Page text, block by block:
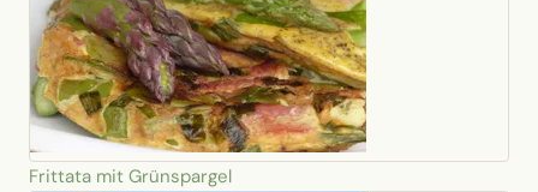
Frittata mit Grünspargel